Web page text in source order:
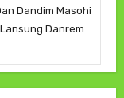
Dandim Masohi
Danrem